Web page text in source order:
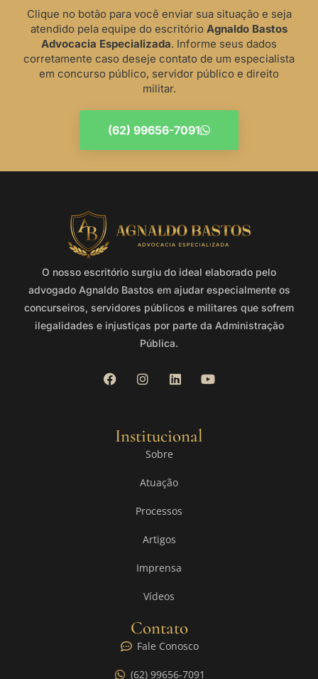
Clique no botão para você enviar sua situação e seja
atendido pela equipe do escritório Agnaldo Bastos
Advocacia Especializada. Informe seus dados
corretamente caso deseje contato de um especialista
em concurso público, servidor público e direito
militar.
(62) 99656-7091
O nosso escritório surgiu do ideal elaborado pelo
advogado Agnaldo Bastos em ajudar especialmente os
concurseiros, servidores públicos e militares que sofrem
ilegalidades e injustiças por parte da Administração
Pública.
Institucional
Sobre
Atuação
Processos
Artigos
Imprensa
Vídeos
Contato
Fale Conosco
(62) 99656-7091